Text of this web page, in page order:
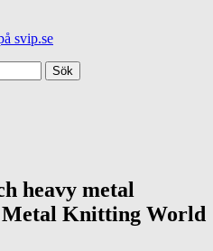
svip.se
heavy metal
Metal Knitting World